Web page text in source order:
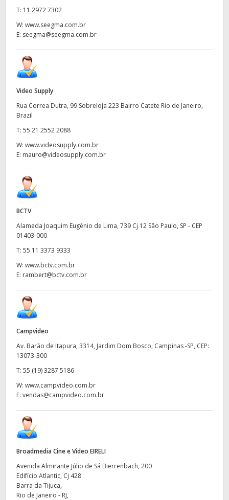
Chinese Taipei
Ukraine
United Kingdom
United States
T: 11 2972 7302
W: www.seegma.com.br
E: seegma@seegma.com.br
Video Supply
Rua Correa Dutra, 99 Sobreloja 223 Bairro Catete Rio de Janeiro,
Brazil
T: 55 21 2552 2088
W: www.videosupply.com.br
E: mauro@videosupply.com.br
BCTV
Alameda Joaquim Eugênio de Lima, 739 Cj 12 São Paulo, SP - CEP
01403-000
T: 55 11 3373 9333
W: www.bctv.com.br
E: rambert@bctv.com.br
Campvideo
Av. Barão de Itapura, 3314, Jardim Dom Bosco, Campinas -SP, CEP:
13073-300​​
T: 55 (19) 3287 5186
W: www.campvideo.com.br
E: vendas@campvideo.com.br
Broadmedia Cine e Video EIRELI
Avenida Almirante Júlio de Sá Bierrenbach, 200
Edifício Atlantic, Cj 428
Barra da Tijuca,
Rio de Janeiro - RJ,